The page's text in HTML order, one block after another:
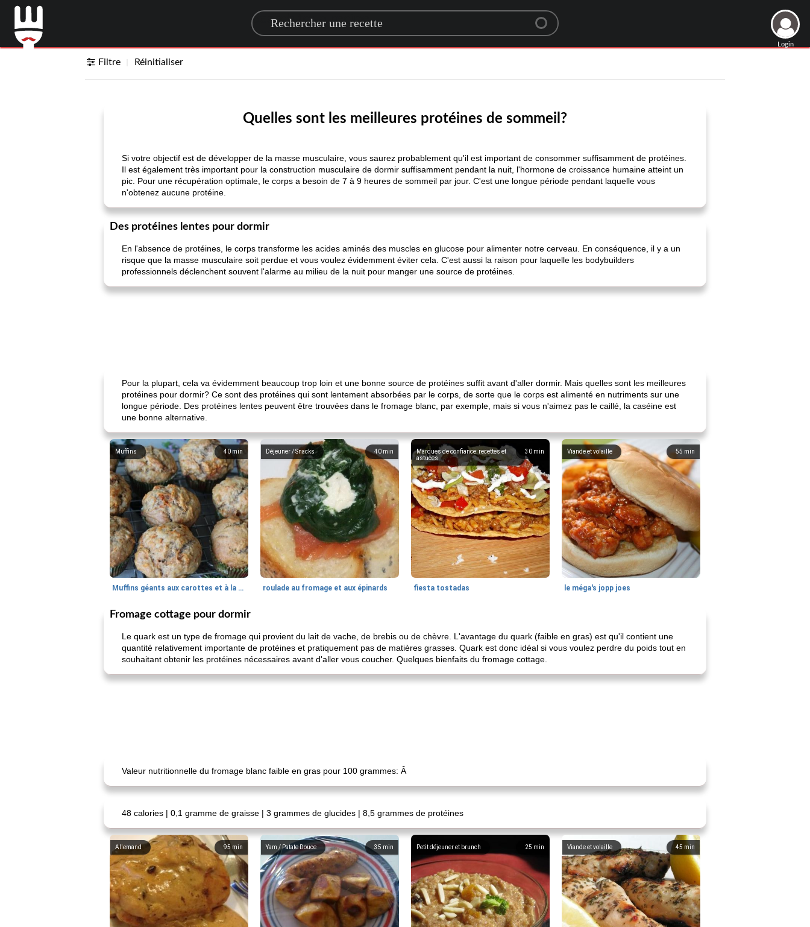
Search for a recipe
Login
Filtre Réinitialiser
Quelles sont les meilleures protéines de sommeil?
Si votre objectif est de développer de la masse musculaire, vous saurez probablement qu'il est important de consommer suffisamment de protéines.
Il est également très important pour la construction musculaire de dormir suffisamment pendant la nuit, l'hormone de croissance humaine atteint un
pic. Pour une récupération optimale, le corps a besoin de 7 à 9 heures de sommeil par jour. C'est une longue période pendant laquelle vous
n'obtenez aucune protéine.
Des protéines lentes pour dormir
En l'absence de protéines, le corps transforme les acides aminés des muscles en glucose pour alimenter notre cerveau. En conséquence, il y a un
risque que la masse musculaire soit perdue et vous voulez évidemment éviter cela. C'est aussi la raison pour laquelle les bodybuilders
professionnels déclenchent souvent l'alarme au milieu de la nuit pour manger une source de protéines.
Pour la plupart, cela va évidemment beaucoup trop loin et une bonne source de protéines suffit avant d'aller dormir. Mais quelles sont les meilleures
protéines pour dormir? Ce sont des protéines qui sont lentement absorbées par le corps, de sorte que le corps est alimenté en nutriments sur une
longue période. Des protéines lentes peuvent être trouvées dans le fromage blanc, par exemple, mais si vous n'aimez pas le caillé, la caséine est
une bonne alternative.
40 min
Muffins
Muffins géants aux carottes et à la banane de Nif
40 min
Déjeuner / Snacks
roulade au fromage et aux épinards
30 min
Marques de confiance: recettes et
astuces
fiesta tostadas
55 min
Viande et volaille
le méga's jopp joes
Fromage cottage pour dormir
Le quark est un type de fromage qui provient du lait de vache, de brebis ou de chèvre. L'avantage du quark (faible en gras) est qu'il contient une
quantité relativement importante de protéines et pratiquement pas de matières grasses. Quark est donc idéal si vous voulez perdre du poids tout en
souhaitant obtenir les protéines nécessaires avant d'aller vous coucher. Quelques bienfaits du fromage cottage.
Valeur nutritionnelle du fromage blanc faible en gras pour 100 grammes: Â
48 calories | 0,1 gramme de graisse | 3 grammes de glucides | 8,5 grammes de protéines
95min
Allemand 35 min
Yam / Patate Douce 25 min
Petit déjeuner et brunch 45 min
Viande et volaille